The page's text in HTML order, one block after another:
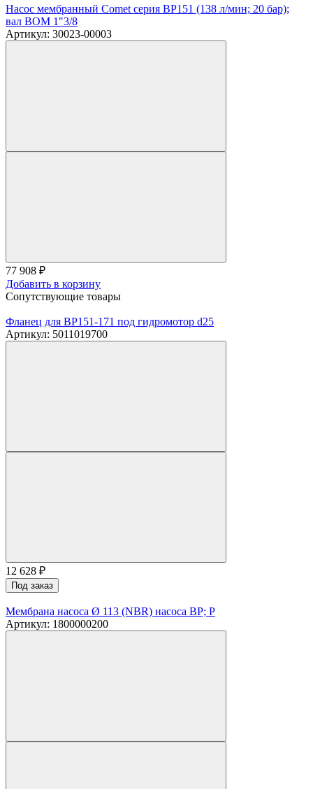
Насос мембранный Comet серия BP151 (138 л/мин; 20 бар);
вал ВОМ 1"3/8
Артикул: 30023-00003
77 908 ₽
Добавить в корзину
Сопутствующие товары
Фланец для BP151-171 под гидромотор d25
Артикул: 5011019700
12 628 ₽
Под заказ
Мембрана насоса Ø 113 (NBR) насоса BP; P
Артикул: 1800000200